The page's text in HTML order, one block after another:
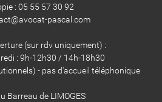
: 05 55 57 30 92
pascal.com
(sur rdv uniquement) :
: 9h-12h30 / 14h-18h30
- pas d'accueil téléphonique
Barreau de LIMOGES